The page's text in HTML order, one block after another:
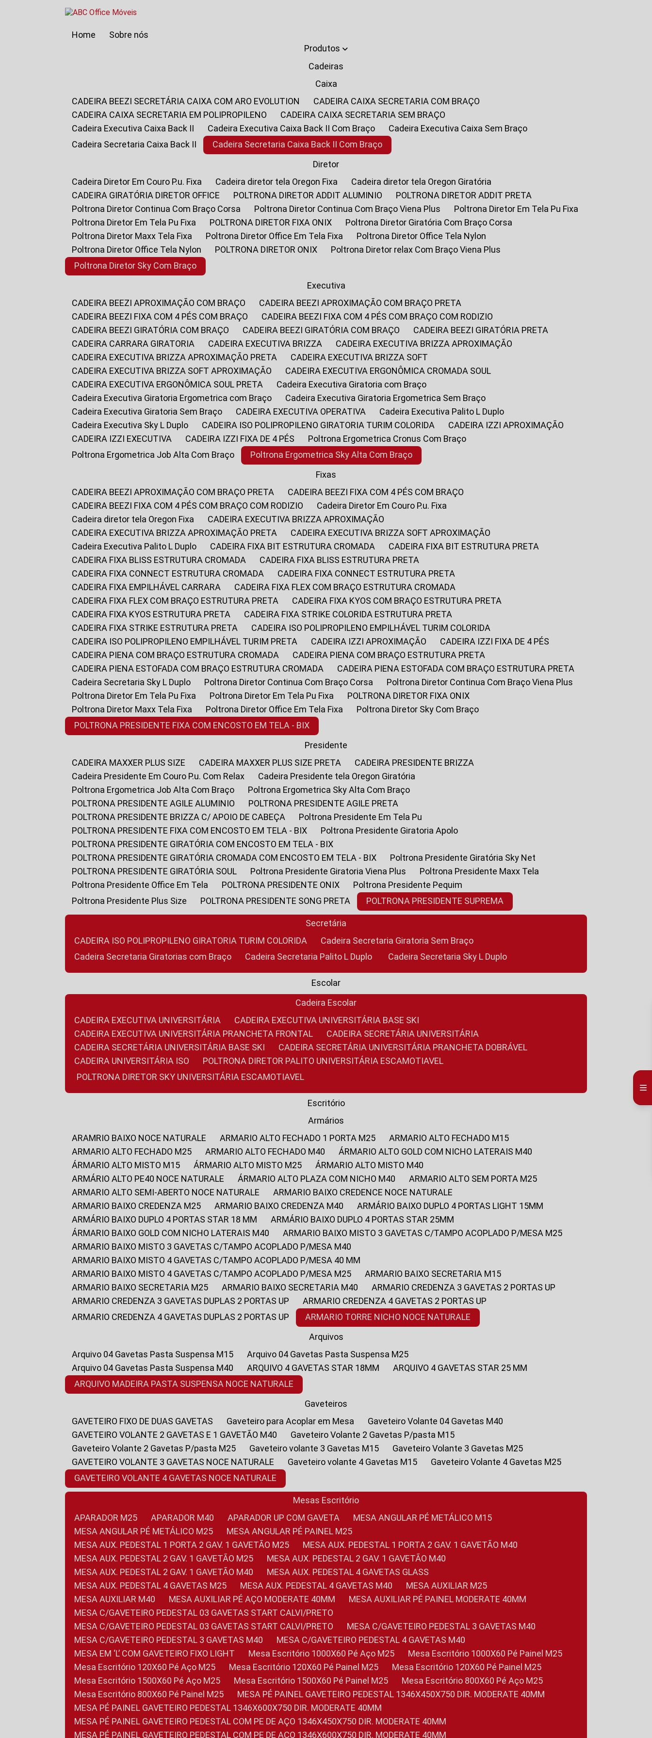
Home
Sobre nós
Produtos
Cadeiras
Caixa
CADEIRA BEEZI SECRETÁRIA CAIXA COM ARO EVOLUTION
CADEIRA CAIXA SECRETARIA COM BRAÇO
CADEIRA CAIXA SECRETARIA EM POLIPROPILENO
CADEIRA CAIXA SECRETARIA SEM BRAÇO
Cadeira Executiva Caixa Back II
Cadeira Executiva Caixa Back II Com Braço
Cadeira Executiva Caixa Sem Braço
Cadeira Secretaria Caixa Back II
Cadeira Secretaria Caixa Back II Com Braço
Diretor
Cadeira Diretor Em Couro P.u. Fixa
Cadeira diretor tela Oregon Fixa
Cadeira diretor tela Oregon Giratória
CADEIRA GIRATÓRIA DIRETOR OFFICE
POLTRONA DIRETOR ADDIT ALUMINIO
POLTRONA DIRETOR ADDIT PRETA
Poltrona Diretor Continua Com Braço Corsa
Poltrona Diretor Continua Com Braço Viena Plus
Poltrona Diretor Em Tela Pu Fixa
Poltrona Diretor Em Tela Pu Fixa
POLTRONA DIRETOR FIXA ONIX
Poltrona Diretor Giratória Com Braço Corsa
Poltrona Diretor Maxx Tela Fixa
Poltrona Diretor Office Em Tela Fixa
Poltrona Diretor Office Tela Nylon
Poltrona Diretor Office Tela Nylon
POLTRONA DIRETOR ONIX
Poltrona Diretor relax Com Braço Viena Plus
Poltrona Diretor Sky Com Braço
Executiva
CADEIRA BEEZI APROXIMAÇÃO COM BRAÇO
CADEIRA BEEZI APROXIMAÇÃO COM BRAÇO PRETA
CADEIRA BEEZI FIXA COM 4 PÉS COM BRAÇO
CADEIRA BEEZI FIXA COM 4 PÉS COM BRAÇO COM RODIZIO
CADEIRA BEEZI GIRATÓRIA COM BRAÇO
CADEIRA BEEZI GIRATÓRIA COM BRAÇO
CADEIRA BEEZI GIRATÓRIA PRETA
CADEIRA CARRARA GIRATORIA
CADEIRA EXECUTIVA BRIZZA
CADEIRA EXECUTIVA BRIZZA APROXIMAÇÃO
CADEIRA EXECUTIVA BRIZZA APROXIMAÇÃO PRETA
CADEIRA EXECUTIVA BRIZZA SOFT
CADEIRA EXECUTIVA BRIZZA SOFT APROXIMAÇÃO
CADEIRA EXECUTIVA ERGONÔMICA CROMADA SOUL
CADEIRA EXECUTIVA ERGONÔMICA SOUL PRETA
Cadeira Executiva Giratoria com Braço
Cadeira Executiva Giratoria Ergometrica com Braço
Cadeira Executiva Giratoria Ergometrica Sem Braço
Cadeira Executiva Giratoria Sem Braço
CADEIRA EXECUTIVA OPERATIVA
Cadeira Executiva Palito L Duplo
Cadeira Executiva Sky L Duplo
CADEIRA ISO POLIPROPILENO GIRATORIA TURIM COLORIDA
CADEIRA IZZI APROXIMAÇÃO
CADEIRA IZZI EXECUTIVA
CADEIRA IZZI FIXA DE 4 PÉS
Poltrona Ergometrica Cronus Com Braço
Poltrona Ergometrica Job Alta Com Braço
Poltrona Ergometrica Sky Alta Com Braço
Fixas
CADEIRA BEEZI APROXIMAÇÃO COM BRAÇO PRETA
CADEIRA BEEZI FIXA COM 4 PÉS COM BRAÇO
CADEIRA BEEZI FIXA COM 4 PÉS COM BRAÇO COM RODIZIO
Cadeira Diretor Em Couro P.u. Fixa
Cadeira diretor tela Oregon Fixa
CADEIRA EXECUTIVA BRIZZA APROXIMAÇÃO
CADEIRA EXECUTIVA BRIZZA APROXIMAÇÃO PRETA
CADEIRA EXECUTIVA BRIZZA SOFT APROXIMAÇÃO
Cadeira Executiva Palito L Duplo
CADEIRA FIXA BIT ESTRUTURA CROMADA
CADEIRA FIXA BIT ESTRUTURA PRETA
CADEIRA FIXA BLISS ESTRUTURA CROMADA
CADEIRA FIXA BLISS ESTRUTURA PRETA
CADEIRA FIXA CONNECT ESTRUTURA CROMADA
CADEIRA FIXA CONNECT ESTRUTURA PRETA
CADEIRA FIXA EMPILHÁVEL CARRARA
CADEIRA FIXA FLEX COM BRAÇO ESTRUTURA CROMADA
CADEIRA FIXA FLEX COM BRAÇO ESTRUTURA PRETA
CADEIRA FIXA KYOS COM BRAÇO ESTRUTURA PRETA
CADEIRA FIXA KYOS ESTRUTURA PRETA
CADEIRA FIXA STRIKE COLORIDA ESTRUTURA PRETA
CADEIRA FIXA STRIKE ESTRUTURA PRETA
CADEIRA ISO POLIPROPILENO EMPILHÁVEL TURIM COLORIDA
CADEIRA ISO POLIPROPILENO EMPILHÁVEL TURIM PRETA
CADEIRA IZZI APROXIMAÇÃO
CADEIRA IZZI FIXA DE 4 PÉS
CADEIRA PIENA COM BRAÇO ESTRUTURA CROMADA
CADEIRA PIENA COM BRAÇO ESTRUTURA PRETA
CADEIRA PIENA ESTOFADA COM BRAÇO ESTRUTURA CROMADA
CADEIRA PIENA ESTOFADA COM BRAÇO ESTRUTURA PRETA
Cadeira Secretaria Sky L Duplo
Poltrona Diretor Continua Com Braço Corsa
Poltrona Diretor Continua Com Braço Viena Plus
Poltrona Diretor Em Tela Pu Fixa
Poltrona Diretor Em Tela Pu Fixa
POLTRONA DIRETOR FIXA ONIX
Poltrona Diretor Maxx Tela Fixa
Poltrona Diretor Office Em Tela Fixa
Poltrona Diretor Sky Com Braço
POLTRONA PRESIDENTE FIXA COM ENCOSTO EM TELA - BIX
Presidente
CADEIRA MAXXER PLUS SIZE
CADEIRA MAXXER PLUS SIZE PRETA
CADEIRA PRESIDENTE BRIZZA
Cadeira Presidente Em Couro P.u. Com Relax
Cadeira Presidente tela Oregon Giratória
Poltrona Ergometrica Job Alta Com Braço
Poltrona Ergometrica Sky Alta Com Braço
POLTRONA PRESIDENTE AGILE ALUMINIO
POLTRONA PRESIDENTE AGILE PRETA
POLTRONA PRESIDENTE BRIZZA C/ APOIO DE CABEÇA
Poltrona Presidente Em Tela Pu
POLTRONA PRESIDENTE FIXA COM ENCOSTO EM TELA - BIX
Poltrona Presidente Giratoria Apolo
POLTRONA PRESIDENTE GIRATÓRIA COM ENCOSTO EM TELA - BIX
POLTRONA PRESIDENTE GIRATÓRIA CROMADA COM ENCOSTO EM TELA - BIX
Poltrona Presidente Giratória Sky Net
POLTRONA PRESIDENTE GIRATÓRIA SOUL
Poltrona Presidente Giratoria Viena Plus
Poltrona Presidente Maxx Tela
Poltrona Presidente Office Em Tela
POLTRONA PRESIDENTE ONIX
Poltrona Presidente Pequim
Poltrona Presidente Plus Size
POLTRONA PRESIDENTE SONG PRETA POLTRONA PRESIDENTE SUPREMA
Secretária
CADEIRA ISO POLIPROPILENO GIRATORIA TURIM COLORIDA
Cadeira Secretaria Giratoria Sem Braço
Cadeira Secretaria Giratorias com Braço
Cadeira Secretaria Palito L Duplo Cadeira Secretaria Sky L Duplo
Escolar
Cadeira Escolar
CADEIRA EXECUTIVA UNIVERSITÁRIA
CADEIRA EXECUTIVA UNIVERSITÁRIA BASE SKI
CADEIRA EXECUTIVA UNIVERSITÁRIA PRANCHETA FRONTAL
CADEIRA SECRETÁRIA UNIVERSITÁRIA
CADEIRA SECRETÁRIA UNIVERSITÁRIA BASE SKI
CADEIRA SECRETÁRIA UNIVERSITÁRIA PRANCHETA DOBRÁVEL
CADEIRA UNIVERSITÁRIA ISO
POLTRONA DIRETOR PALITO UNIVERSITÁRIA ESCAMOTIAVEL
POLTRONA DIRETOR SKY UNIVERSITÁRIA ESCAMOTIAVEL
Escritório
Armários
ARAMRIO BAIXO NOCE NATURALE
ARMARIO ALTO FECHADO 1 PORTA M25
ARMARIO ALTO FECHADO M15
ARMARIO ALTO FECHADO M25
ARMARIO ALTO FECHADO M40
ÁRMARIO ALTO GOLD COM NICHO LATERAIS M40
ÁRMARIO ALTO MISTO M15
ÁRMARIO ALTO MISTO M25
ÁRMARIO ALTO MISTO M40
ARMÁRIO ALTO PE40 NOCE NATURALE
ÁRMARIO ALTO PLAZA COM NICHO M40
ARMARIO ALTO SEM PORTA M25
ARMARIO ALTO SEMI-ABERTO NOCE NATURALE
ARMARIO BAIXO CREDENCE NOCE NATURALE
ARMARIO BAIXO CREDENZA M25
ARMARIO BAIXO CREDENZA M40
ARMÁRIO BAIXO DUPLO 4 PORTAS LIGHT 15MM
ARMÁRIO BAIXO DUPLO 4 PORTAS STAR 18 MM
ARMÁRIO BAIXO DUPLO 4 PORTAS STAR 25MM
ÁRMARIO BAIXO GOLD COM NICHO LATERAIS M40
ARMARIO BAIXO MISTO 3 GAVETAS C/TAMPO ACOPLADO P/MESA M25
ARMARIO BAIXO MISTO 3 GAVETAS C/TAMPO ACOPLADO P/MESA M40
ARMARIO BAIXO MISTO 4 GAVETAS C/TAMPO ACOPLADO P/MESA 40 MM
ARMARIO BAIXO MISTO 4 GAVETAS C/TAMPO ACOPLADO P/MESA M25
ARMARIO BAIXO SECRETARIA M15
ARMARIO BAIXO SECRETARIA M25
ARMARIO BAIXO SECRETARIA M40
ARMARIO CREDENZA 3 GAVETAS 2 PORTAS UP
ARMARIO CREDENZA 3 GAVETAS DUPLAS 2 PORTAS UP
ARMARIO CREDENZA 4 GAVETAS 2 PORTAS UP
ARMARIO CREDENZA 4 GAVETAS DUPLAS 2 PORTAS UP
ARMARIO TORRE NICHO NOCE NATURALE
Arquivos
Arquivo 04 Gavetas Pasta Suspensa M15
Arquivo 04 Gavetas Pasta Suspensa M25
Arquivo 04 Gavetas Pasta Suspensa M40
ARQUIVO 4 GAVETAS STAR 18MM
ARQUIVO 4 GAVETAS STAR 25 MM
ARQUIVO MADEIRA PASTA SUSPENSA NOCE NATURALE
Gaveteiros
GAVETEIRO FIXO DE DUAS GAVETAS
Gaveteiro para Acoplar em Mesa
Gaveteiro Volante 04 Gavetas M40
GAVETEIRO VOLANTE 2 GAVETAS E 1 GAVETÃO M40
Gaveteiro Volante 2 Gavetas P/pasta M15
Gaveteiro Volante 2 Gavetas P/pasta M25
Gaveteiro volante 3 Gavetas M15
Gaveteiro Volante 3 Gavetas M25
GAVETEIRO VOLANTE 3 GAVETAS NOCE NATURALE
Gaveteiro volante 4 Gavetas M15
Gaveteiro Volante 4 Gavetas M25
GAVETEIRO VOLANTE 4 GAVETAS NOCE NATURALE
Mesas Escritório
APARADOR M25
APARADOR M40 APARADOR UP COM GAVETA
MESA ANGULAR PÉ METÁLICO M15
MESA ANGULAR PÉ METÁLICO M25
MESA ANGULAR PÉ PAINEL M25
MESA AUX. PEDESTAL 1 PORTA 2 GAV. 1 GAVETÃO M25
MESA AUX. PEDESTAL 1 PORTA 2 GAV. 1 GAVETÃO M40
MESA AUX. PEDESTAL 2 GAV. 1 GAVETÃO M25
MESA AUX. PEDESTAL 2 GAV. 1 GAVETÃO M40
MESA AUX. PEDESTAL 2 GAV. 1 GAVETÃO M40
MESA AUX. PEDESTAL 4 GAVETAS GLASS
MESA AUX. PEDESTAL 4 GAVETAS M25
MESA AUX. PEDESTAL 4 GAVETAS M40
MESA AUXILIAR M25
MESA AUXILIAR M40
MESA AUXILIAR PÉ AÇO MODERATE 40MM
MESA AUXILIAR PÉ PAINEL MODERATE 40MM
MESA C/GAVETEIRO PEDESTAL 03 GAVETAS START CALVI/PRETO
MESA C/GAVETEIRO PEDESTAL 03 GAVETAS START CALVI/PRETO
MESA C/GAVETEIRO PEDESTAL 3 GAVETAS M40
MESA C/GAVETEIRO PEDESTAL 3 GAVETAS M40
MESA C/GAVETEIRO PEDESTAL 4 GAVETAS M40
MESA EM ‘L’ COM GAVETEIRO FIXO LIGHT
Mesa Escritório 1000X60 Pé Aço M25
Mesa Escritório 1000X60 Pé Painel M25
Mesa Escritório 120X60 Pé Aço M25
Mesa Escritório 120X60 Pé Painel M25
Mesa Escritório 120X60 Pé Painel M25
Mesa Escritório 1500X60 Pé Aço M25
Mesa Escritório 1500X60 Pé Painel M25
Mesa Escritório 800X60 Pé Aço M25
Mesa Escritório 800X60 Pé Painel M25
MESA PÉ PAINEL GAVETEIRO PEDESTAL 1346X450X750 DIR. MODERATE 40MM
MESA PÉ PAINEL GAVETEIRO PEDESTAL 1346X600X750 DIR. MODERATE 40MM
MESA PÉ PAINEL GAVETEIRO PEDESTAL COM PE DE AÇO 1346X450X750 DIR. MODERATE 40MM
MESA PÉ PAINEL GAVETEIRO PEDESTAL COM PE DE AÇO 1346X600X750 DIR. MODERATE 40MM